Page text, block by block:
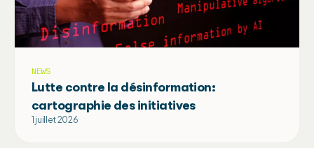
NEWS
Lutte contre la désinformation:
cartographie des initiatives
1 juillet 2026